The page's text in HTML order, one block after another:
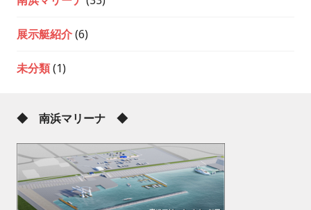
展示艇紹介(6)
未分類(1)
◆ 南浜マリーナ ◆